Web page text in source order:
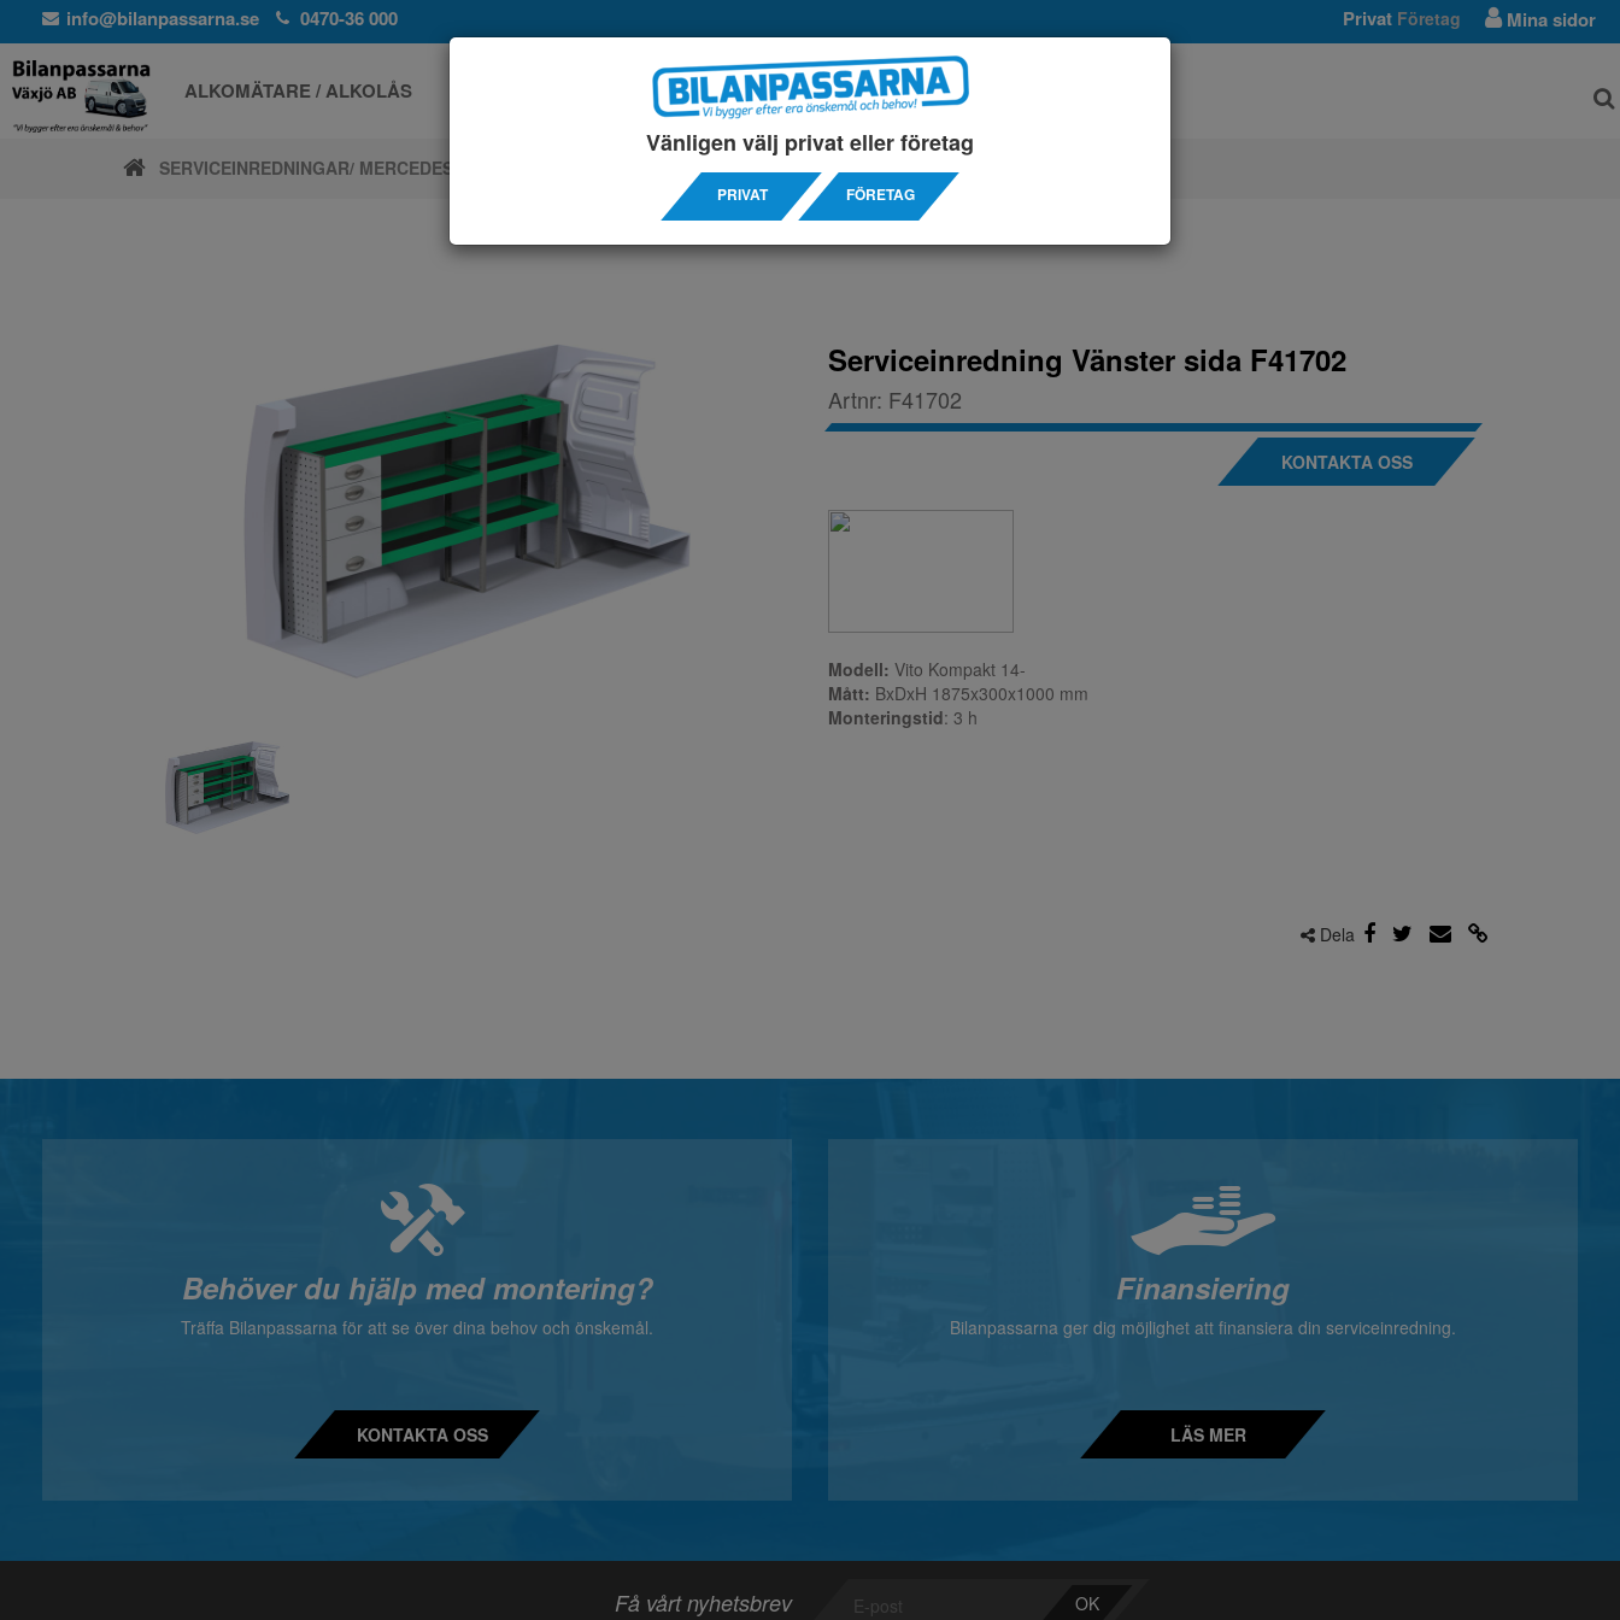
info@bilanpassarna.se 0470-36 000 Mina sidor
Privat Företag
ALKOMÄTARE / ALKOLÅS SERVICEINREDNINGAR TILLBEHÖRS ARTIKLAR
SERVICEINREDNINGAR/ MERCEDES
Serviceinredning Vänster sida F41702
Artnr: F41702
KONTAKTA OSS
Modell: Vito Kompakt 14-
Mått: BxDxH 1875x300x1000 mm
Monteringstid: 3 h
Dela
Behöver du hjälp med montering?
Träffa Bilanpassarna för att se över dina behov och önskemål.
KONTAKTA OSS
Finansiering
Bilanpassarna ger dig möjlighet att finansiera din serviceinredning.
LÄS MER
Få vårt nyhetsbrev OK
Vänligen välj privat eller företag
PRIVAT FÖRETAG